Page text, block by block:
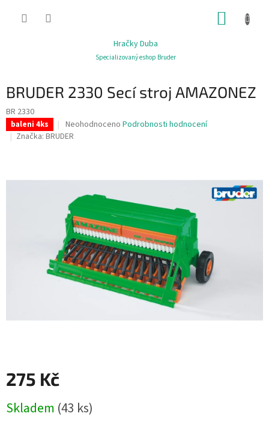
Hračky Duba
Specializovaný eshop Bruder
BRUDER 2330 Secí stroj AMAZONEZ
BR 2330
baleni 4ks
Průměrné
hodnocení
z
hvězdiček.
Neohodnoceno Podrobnosti hodnocení
Značka: BRUDER
275 Kč
cena:
Skladem (43 ks)